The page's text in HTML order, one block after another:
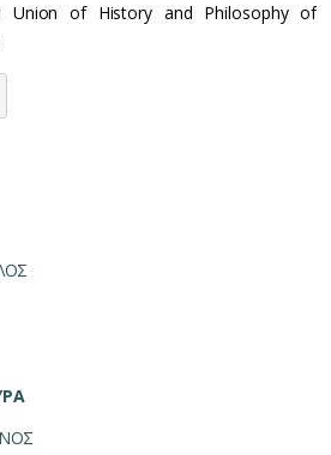
Union of History and Philosophy of